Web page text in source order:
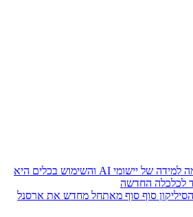
העולם לא מחכה: למה למידה של יישומי AI והשימוש בכלים היא
לכלכלה החדשה
סוף סוף מאתחל מחדש את ארסנל